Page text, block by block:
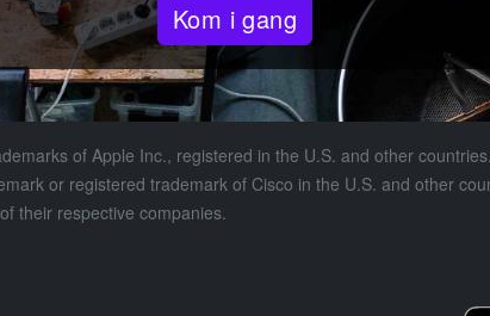
Kom i gang
of Apple Inc., registered in the U.S. and other
or registered trademark of Cisco in the U.S. and other
their respective companies.